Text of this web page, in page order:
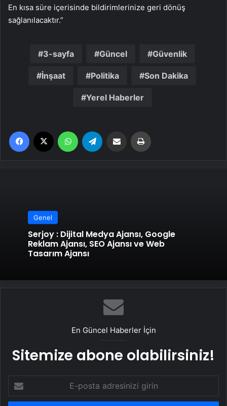
En kısa süre içerisinde bildirimlerinize geri dönüş
sağlanılacaktır.”
3-sayfa Güncel Güvenlik
İnşaat Politika Son Dakika
Yerel Haberler
Facebook WhatsApp Email'den paylaş
Genel
Serjoy : Dijital Medya Ajansı, Google
Reklam Ajansı, SEO Ajansı ve Web
Tasarım Ajansı
En Güncel Haberler İçin
Sitemize abone olabilirsiniz!
posta
adresinizi